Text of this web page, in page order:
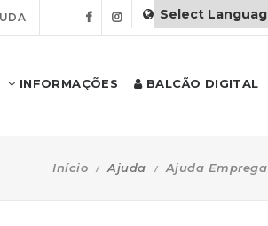
INFORMAÇÕES BALCÃO DIGITAL
Início Ajuda Ajuda Emprega